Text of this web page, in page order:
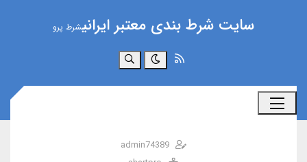
سایت شرط بندی معتبر ایرانیشرط پرو
جستجو
admin74389